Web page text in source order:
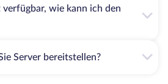
wie kann ich den
Server bereitstellen?